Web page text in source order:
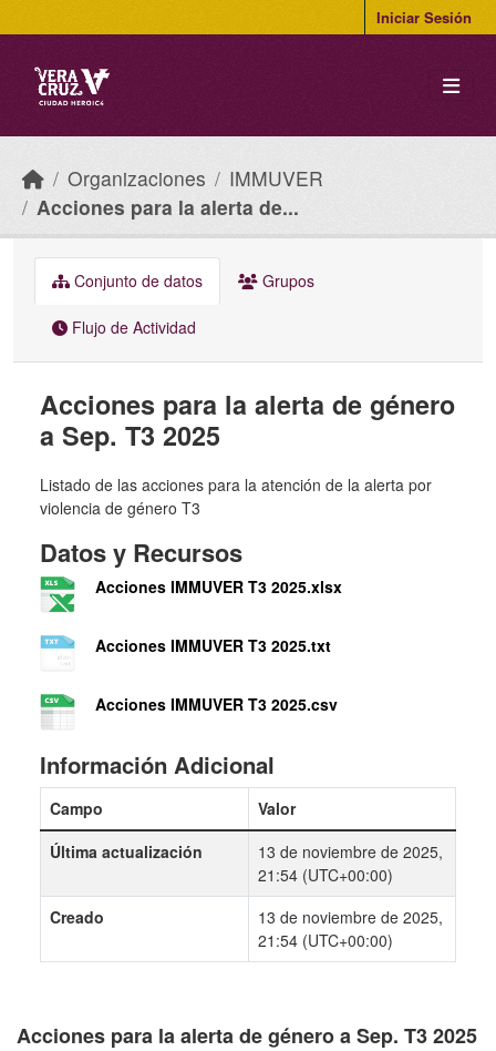
Iniciar Sesión
Organizaciones
IMMUVER
Acciones para la alerta de...
Acciones para la alerta de género a Sep. T3 2025
Conjunto de datos Grupos
Flujo de Actividad
Acciones para la alerta de género
a Sep. T3 2025
Listado de las acciones para la atención de la alerta por
violencia de género T3
Datos y Recursos
Acciones IMMUVER T3 2025.xlsx
Acciones IMMUVER T3 2025.txt
Acciones IMMUVER T3 2025.csv
Información Adicional
Campo
Valor
Última actualización
13 de noviembre de 2025,
21:54 (UTC+00:00)
Creado
13 de noviembre de 2025,
21:54 (UTC+00:00)